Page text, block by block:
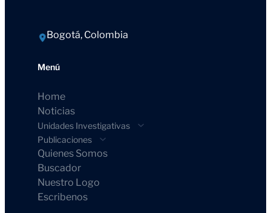
Bogotá, Colombia
Menú
Home
Noticias
Unidades Investigativas
Publicaciones
Quienes Somos
Buscador
Nuestro Logo
Escribenos